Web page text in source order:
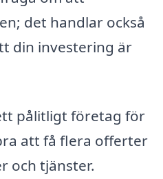
det handlar också
din investering är
pålitligt företag för
att få flera offerter
och tjänster.